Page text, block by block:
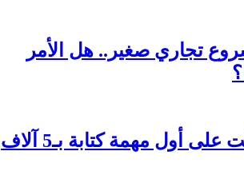
تجاري صغير.. هل الأمر
كيف حصلت على أول مهمة كتابة بـ5 آلاف